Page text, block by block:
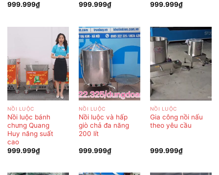
999.999₫ 999.999₫ 999.999₫
NỒI LUỘC
Nồi luộc bánh
chưng Quang
Huy năng suất
cao
999.999₫
NỒI LUỘC
Nồi luộc và hấp
giò chả đa năng
200 lít
999.999₫
NỒI LUỘC
Gia công nồi nấu
theo yêu cầu
999.999₫